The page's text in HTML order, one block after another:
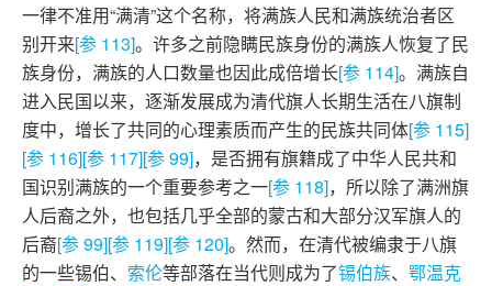
一律不准用“满清”这个名称，将满族人民和满族统治者区
别开来[参 113]。许多之前隐瞒民族身份的满族人恢复了民
族身份，满族的人口数量也因此成倍增长[参 114]。满族自
进入民国以来，逐渐发展成为清代旗人长期生活在八旗制
度中，增长了共同的心理素质而产生的民族共同体[参 115]
[参 116][参 117][参 99]，是否拥有旗籍成了中华人民共和
国识别满族的一个重要参考之一[参 118]，所以除了满洲旗
人后裔之外，也包括几乎全部的蒙古和大部分汉军旗人的
后裔[参 99][参 119][参 120]。然而，在清代被编隶于八旗
的一些锡伯、 索伦等部落在当代则成为了锡伯族、 鄂温克